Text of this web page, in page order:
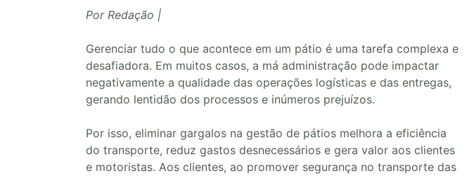
Por Redação |
Gerenciar tudo o que acontece em um pátio é uma tarefa complexa e
desafiadora. Em muitos casos, a má administração pode impactar
negativamente a qualidade das operações logísticas e das entregas,
gerando lentidão dos processos e inúmeros prejuízos.
Por isso, eliminar gargalos na gestão de pátios melhora a eficiência
do transporte, reduz gastos desnecessários e gera valor aos clientes
e motoristas. Aos clientes, ao promover segurança no transporte das